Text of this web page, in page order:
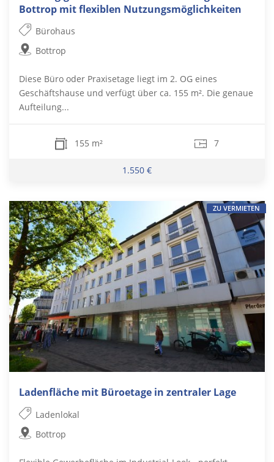
Bottrop mit flexiblen Nutzungsmöglichkeiten
Bürohaus
Bottrop
Diese Büro oder Praxisetage liegt im 2. OG eines
Geschäftshause und verfügt über ca. 155 m². Die genaue
Aufteilung...
155 m² 7
1.550 €
Ladenfläche mit Büroetage in zentraler Lage
Ladenlokal
Bottrop
ZU VERMIETEN